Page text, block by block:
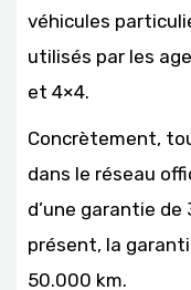
véhicules
utilisés par les
et 4×4.
Concrètement,
dans le réseau
d’une garantie de
présent, la
50.000 km.